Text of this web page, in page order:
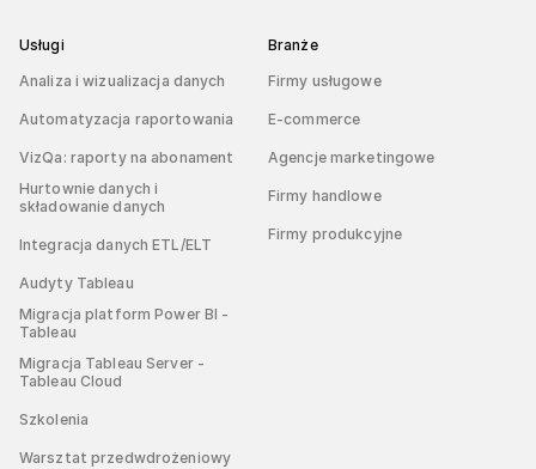
Usługi
Analiza i wizualizacja danych
Automatyzacja raportowania
VizQa: raporty na abonament
Hurtownie danych i
składowanie danych
Integracja danych ETL/ELT
Audyty Tableau
Migracja platform Power BI -
Tableau
Migracja Tableau Server -
Tableau Cloud
Szkolenia
Warsztat przedwdrożeniowy
Branże
Firmy usługowe
E-commerce
Agencje marketingowe
Firmy handlowe
Firmy produkcyjne